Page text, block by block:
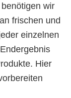
wir
frischen und
einzelnen
Hier